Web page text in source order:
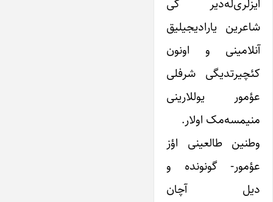
شاعرین یارادیجیلیق
آنلامینی و اونون
کئچیرتدیگی شرفلی
عؤمور یوللارینی
منیمسه‌مک اولار.
وطنین طالعینی اؤز
عؤمور- گونونده و
دیل آچان